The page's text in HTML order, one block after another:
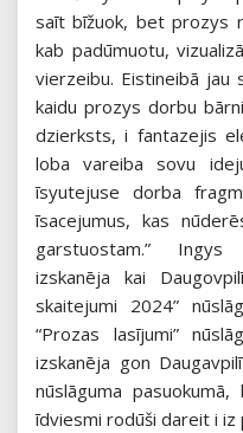
saīt bīžuok, bet prozys
kab padūmuotu,
vierzeibu. Eistineibā jau
kaidu prozys dorbu
dzierksts, i fantazejis
loba vareiba sovu
īsyutejuse dorba
īsacejumus, kas
garstuostam.” Ingys
izskanēja kai
skaitejumi 2024”
“Prozas lasījumi”
izskanēja gon
nūslāguma
īdviesmi rodūši dareit i iz